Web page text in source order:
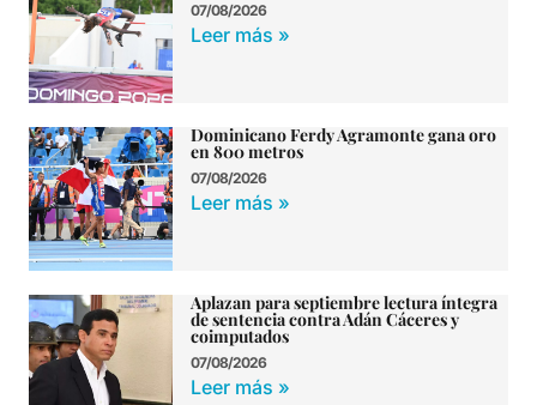
07/08/2026
Leer más »
Dominicano Ferdy Agramonte gana oro
en 800 metros
07/08/2026
Leer más »
Aplazan para septiembre lectura íntegra
de sentencia contra Adán Cáceres y
coimputados
07/08/2026
Leer más »